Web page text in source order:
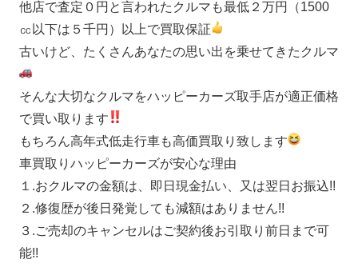
他店で査定０円と言われたクルマも最低２万円（1500
㏄以下は５千円）以上で買取保証
古いけど、たくさんあなたの思い出を乗せてきたクルマ
そんな大切なクルマをハッピーカーズ取手店が適正価格
で買い取ります
もちろん高年式低走行車も高価買取り致します
車買取りハッピーカーズが安心な理由
１.おクルマの金額は、即日現金払い、又は翌日お振込!!
２.修復歴が後日発覚しても減額はありません!!
３.ご売却のキャンセルはご契約後お引取り前日まで可
能!!